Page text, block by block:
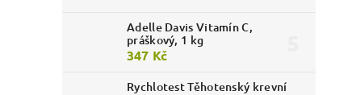
Adelle Davis Vitamín C,
práškový, 1 kg
347 Kč
Rychlotest Těhotenský krevní